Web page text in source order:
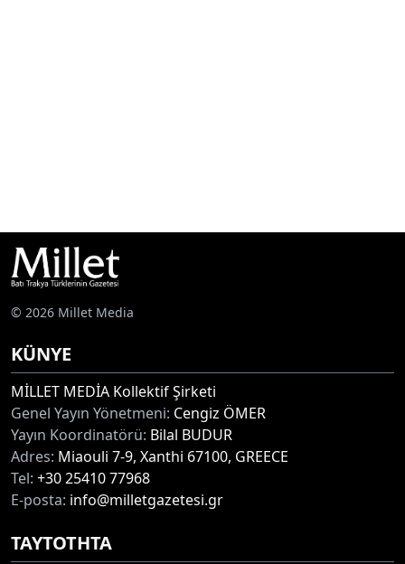
© 2026 Millet Media
KÜNYE
MİLLET MEDİA Kollektif Şirketi
Genel Yayın Yönetmeni: Cengiz ÖMER
Yayın Koordinatörü: Bilal BUDUR
Adres: Miaouli 7-9, Xanthi 67100, GREECE
Tel: +30 25410 77968
E-posta: info@milletgazetesi.gr
ΤΑΥΤΟΤΗΤΑ